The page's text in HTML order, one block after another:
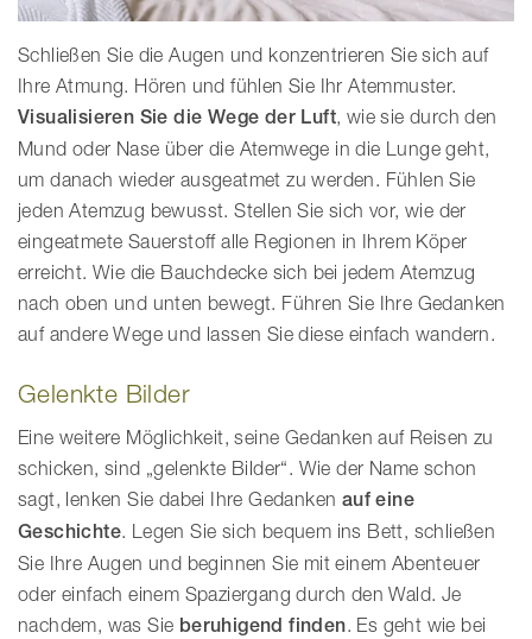
Schließen Sie die Augen und konzentrieren Sie sich auf
Ihre Atmung. Hören und fühlen Sie Ihr Atemmuster.
Visualisieren Sie die Wege der Luft, wie sie durch den
Mund oder Nase über die Atemwege in die Lunge geht,
um danach wieder ausgeatmet zu werden. Fühlen Sie
jeden Atemzug bewusst. Stellen Sie sich vor, wie der
eingeatmete Sauerstoff alle Regionen in Ihrem Köper
erreicht. Wie die Bauchdecke sich bei jedem Atemzug
nach oben und unten bewegt. Führen Sie Ihre Gedanken
auf andere Wege und lassen Sie diese einfach wandern.
Gelenkte Bilder
Eine weitere Möglichkeit, seine Gedanken auf Reisen zu
schicken, sind „gelenkte Bilder“. Wie der Name schon
sagt, lenken Sie dabei Ihre Gedanken auf eine
Geschichte. Legen Sie sich bequem ins Bett, schließen
Sie Ihre Augen und beginnen Sie mit einem Abenteuer
oder einfach einem Spaziergang durch den Wald. Je
nachdem, was Sie beruhigend finden. Es geht wie bei